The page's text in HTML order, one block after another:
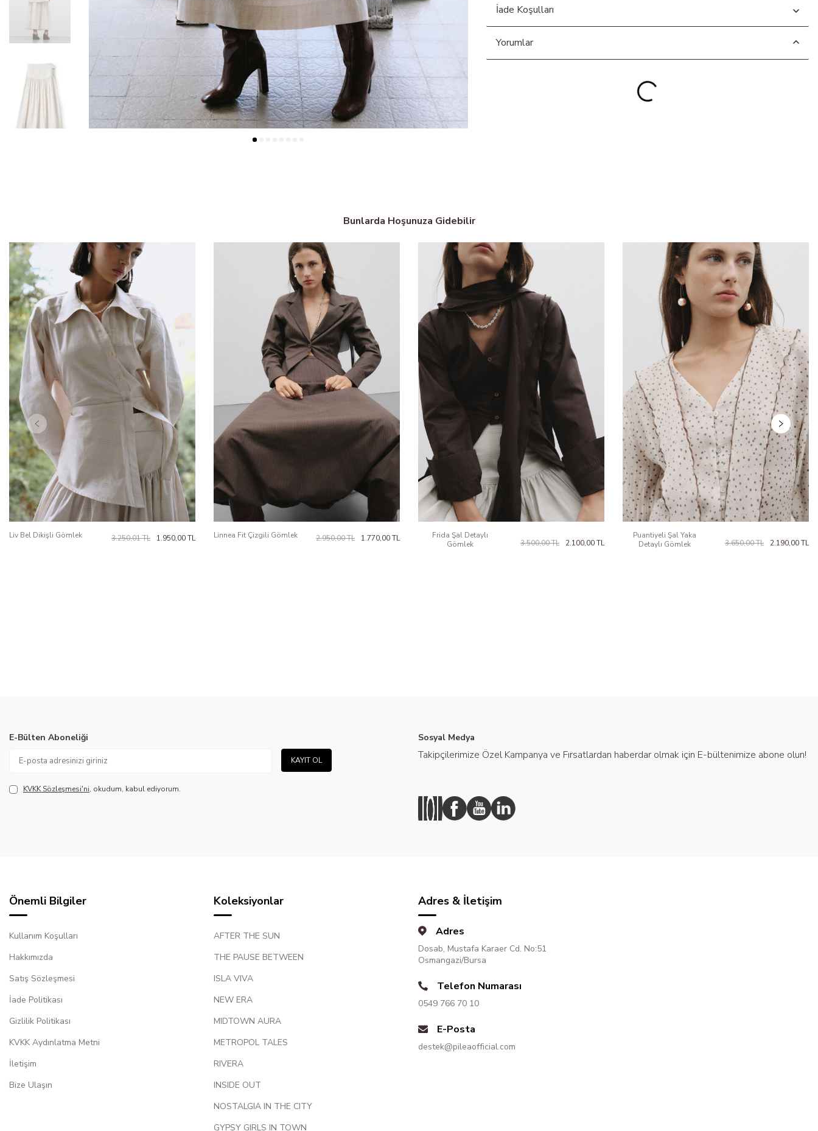
İade Koşulları
Yorumlar
Bunlarda Hoşunuza Gidebilir
Liv Bel Dikişli Gömlek 3.250,01TL 1.950,00TL Linnea Fit Çizgili Gömlek 2.950,00TL 1.770,00TL
Frida Şal Detaylı
Gömlek
3.500,00TL 2.100,00TL
Puantiyeli Şal Yaka
Detaylı Gömlek
3.650,00TL 2.190,00TL
E-Bülten Aboneliği
KAYIT OL
KVKK Sözleşmesi'ni, okudum, kabul ediyorum.
Sosyal Medya
Takipçilerimize Özel Kampanya ve Fırsatlardan haberdar olmak için E-bültenimize abone olun!
Önemli Bilgiler
Kullanım Koşulları
Hakkımızda
Satış Sözleşmesi
İade Politikası
Gizlilik Politikası
KVKK Aydınlatma Metni
İletişim
Bize Ulaşın
Koleksiyonlar
AFTER THE SUN
THE PAUSE BETWEEN
ISLA VIVA
NEW ERA
MIDTOWN AURA
METROPOL TALES
RIVERA
INSIDE OUT
NOSTALGIA IN THE CITY
GYPSY GIRLS IN TOWN
Adres & İletişim
Adres
Dosab, Mustafa Karaer Cd. No:51
Osmangazi/Bursa
Telefon Numarası
0549 766 70 10
E-Posta
destek@pileaofficial.com